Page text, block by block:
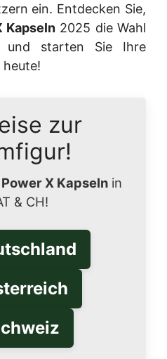
ein. Entdecken Sie,
Kapseln 2025 die Wahl
und starten Sie Ihre
zur
X Kapseln in
& CH!